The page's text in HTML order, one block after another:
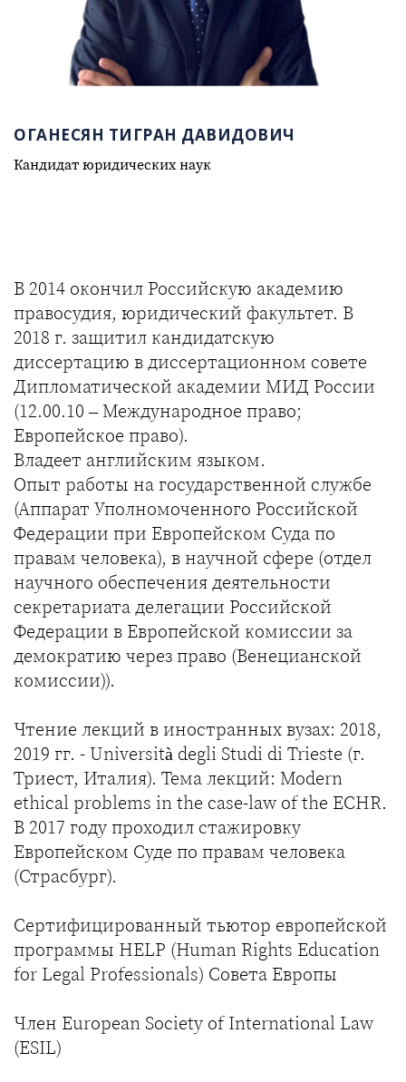
ОГАНЕСЯН ТИГРАН ДАВИДОВИЧ
Кандидат юридических наук
В 2014 окончил Российскую академию
правосудия, юридический факультет. В
2018 г. защитил кандидатскую
диссертацию в диссертационном совете
Дипломатической академии МИД России
(12.00.10 – Международное право;
Европейское право).
Владеет английским языком.
Опыт работы на государственной службе
(Аппарат Уполномоченного Российской
Федерации при Европейском Суда по
правам человека), в научной сфере (отдел
научного обеспечения деятельности
секретариата делегации Российской
Федерации в Европейской комиссии за
демократию через право (Венецианской
комиссии)).
Чтение лекций в иностранных вузах: 2018,
2019 гг. - Università degli Studi di Trieste (г.
Триест, Италия). Тема лекций: Modern
ethical problems in the case-law of the ECHR.
В 2017 году проходил стажировку
Европейском Суде по правам человека
(Страсбург).
Сертифицированный тьютор европейской
программы HELP (Human Rights Education
for Legal Professionals) Совета Европы
Член European Society of International Law
(ESIL)